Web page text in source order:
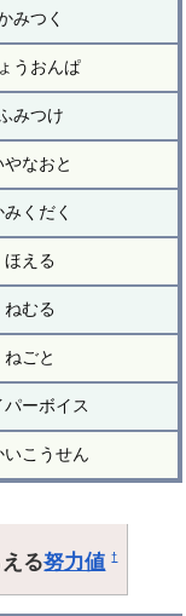
みつく
うおんぱ
みつけ
やなおと
みくだく
ほえる
ねむる
ねごと
パーボイス
いこうせん
る努力値 †